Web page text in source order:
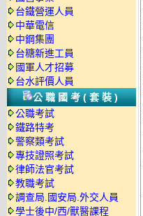
台鐵營運人員
中華電信
中鋼集團
台糖新進工員
國軍人才招募
台水評價人員
公職國考(套裝)
公職考試
鐵路特考
警察類考試
專技證照考試
律師法官考試
教職考試
調查局.國安局.外交人員
學士後中/西/獸醫課程